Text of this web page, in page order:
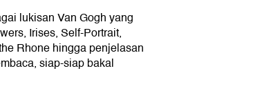
lukisan Van Gogh yang
Irises, Self-Portrait,
Rhone hingga penjelasan
siap-siap bakal